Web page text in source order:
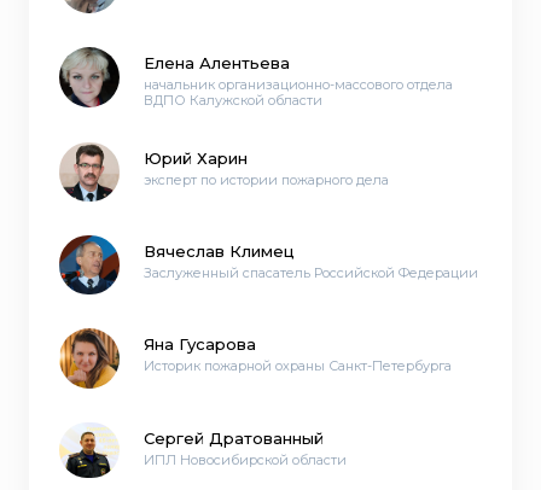
Елена Алентьева
начальник организационно-массового отдела
ВДПО Калужской области
Юрий Харин
эксперт по истории пожарного дела
Вячеслав Климец
Заслуженный спасатель Российской Федерации
Яна Гусарова
Историк пожарной охраны Санкт-Петербурга
Сергей Дратованный
ИПЛ Новосибирской области